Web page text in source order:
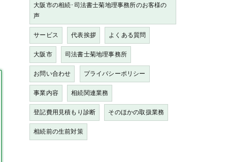
大阪市の相続･司法書士菊地理事務所のお客様の
声
サービス 代表挨拶 よくある質問
大阪市 司法書士菊地理事務所
お問い合わせ プライバシーポリシー
事業内容 相続関連業務
登記費用見積もり診断 そのほかの取扱業務
相続前の生前対策